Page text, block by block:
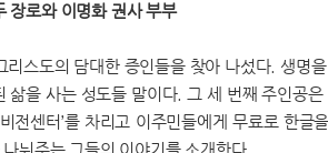
장로와 이명화 권사 부부
리스도의 담대한 증인들을 찾아 나섰다. 생명
삶을 사는 성도들 말이다. 그 세 번째 주인공
전센터’를 차리고 이주민들에게 무료로 한
눠주는 그들의 이야기를 소개한다.